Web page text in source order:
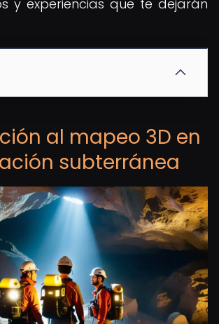
y experiencias que te dejarán
al mapeo 3D en
subterránea